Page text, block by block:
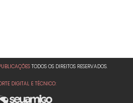
TODOS OS DIREITOS RESERVADOS.
DIGITAL E TÉCNICO: